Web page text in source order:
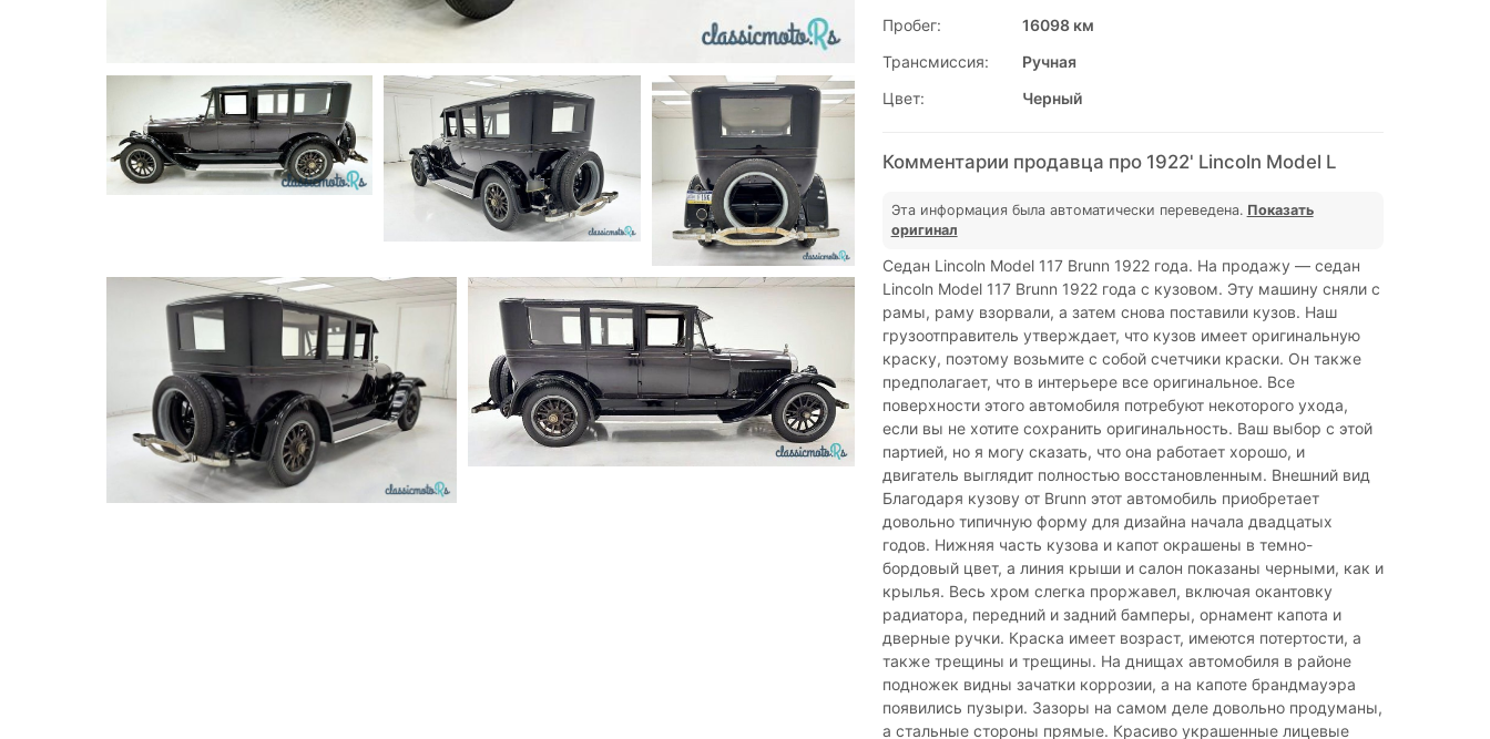
Пробег:
16098 км
Трансмиссия:
Ручная
Цвет:
Черный
Комментарии продавца про 1922' Lincoln Model L
Эта информация была автоматически переведена. Показать
оригинал
Седан Lincoln Model 117 Brunn 1922 года. На продажу — седан
Lincoln Model 117 Brunn 1922 года с кузовом. Эту машину сняли с
рамы, раму взорвали, а затем снова поставили кузов. Наш
грузоотправитель утверждает, что кузов имеет оригинальную
краску, поэтому возьмите с собой счетчики краски. Он также
предполагает, что в интерьере все оригинальное. Все
поверхности этого автомобиля потребуют некоторого ухода,
если вы не хотите сохранить оригинальность. Ваш выбор с этой
партией, но я могу сказать, что она работает хорошо, и
двигатель выглядит полностью восстановленным. Внешний вид
Благодаря кузову от Brunn этот автомобиль приобретает
довольно типичную форму для дизайна начала двадцатых
годов. Нижняя часть кузова и капот окрашены в темно-
бордовый цвет, а линия крыши и салон показаны черными, как и
крылья. Весь хром слегка проржавел, включая окантовку
радиатора, передний и задний бамперы, орнамент капота и
дверные ручки. Краска имеет возраст, имеются потертости, а
также трещины и трещины. На днищах автомобиля в районе
подножек видны зачатки коррозии, а на капоте брандмауэра
появились пузыри. Зазоры на самом деле довольно продуманы,
а стальные стороны прямые. Красиво украшенные лицевые